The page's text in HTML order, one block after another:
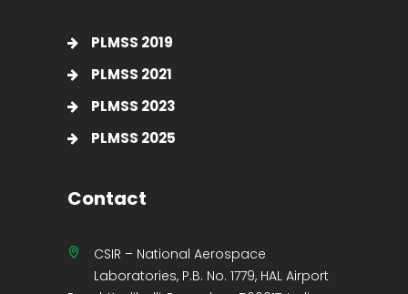
PLMSS 2019
PLMSS 2021
PLMSS 2023
PLMSS 2025
Contact
CSIR – National Aerospace
Laboratories, P.B. No. 1779, HAL Airport